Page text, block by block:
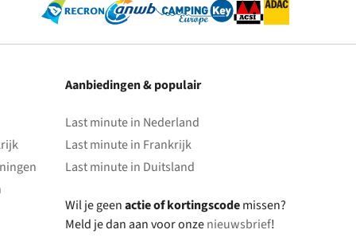
Aanbiedingen & populair
Last minute in Nederland
Last minute in Frankrijk
Last minute in Duitsland
Wil je geenactie of kortingscodemissen?
Meld je dan aan voor onzenieuwsbrief!